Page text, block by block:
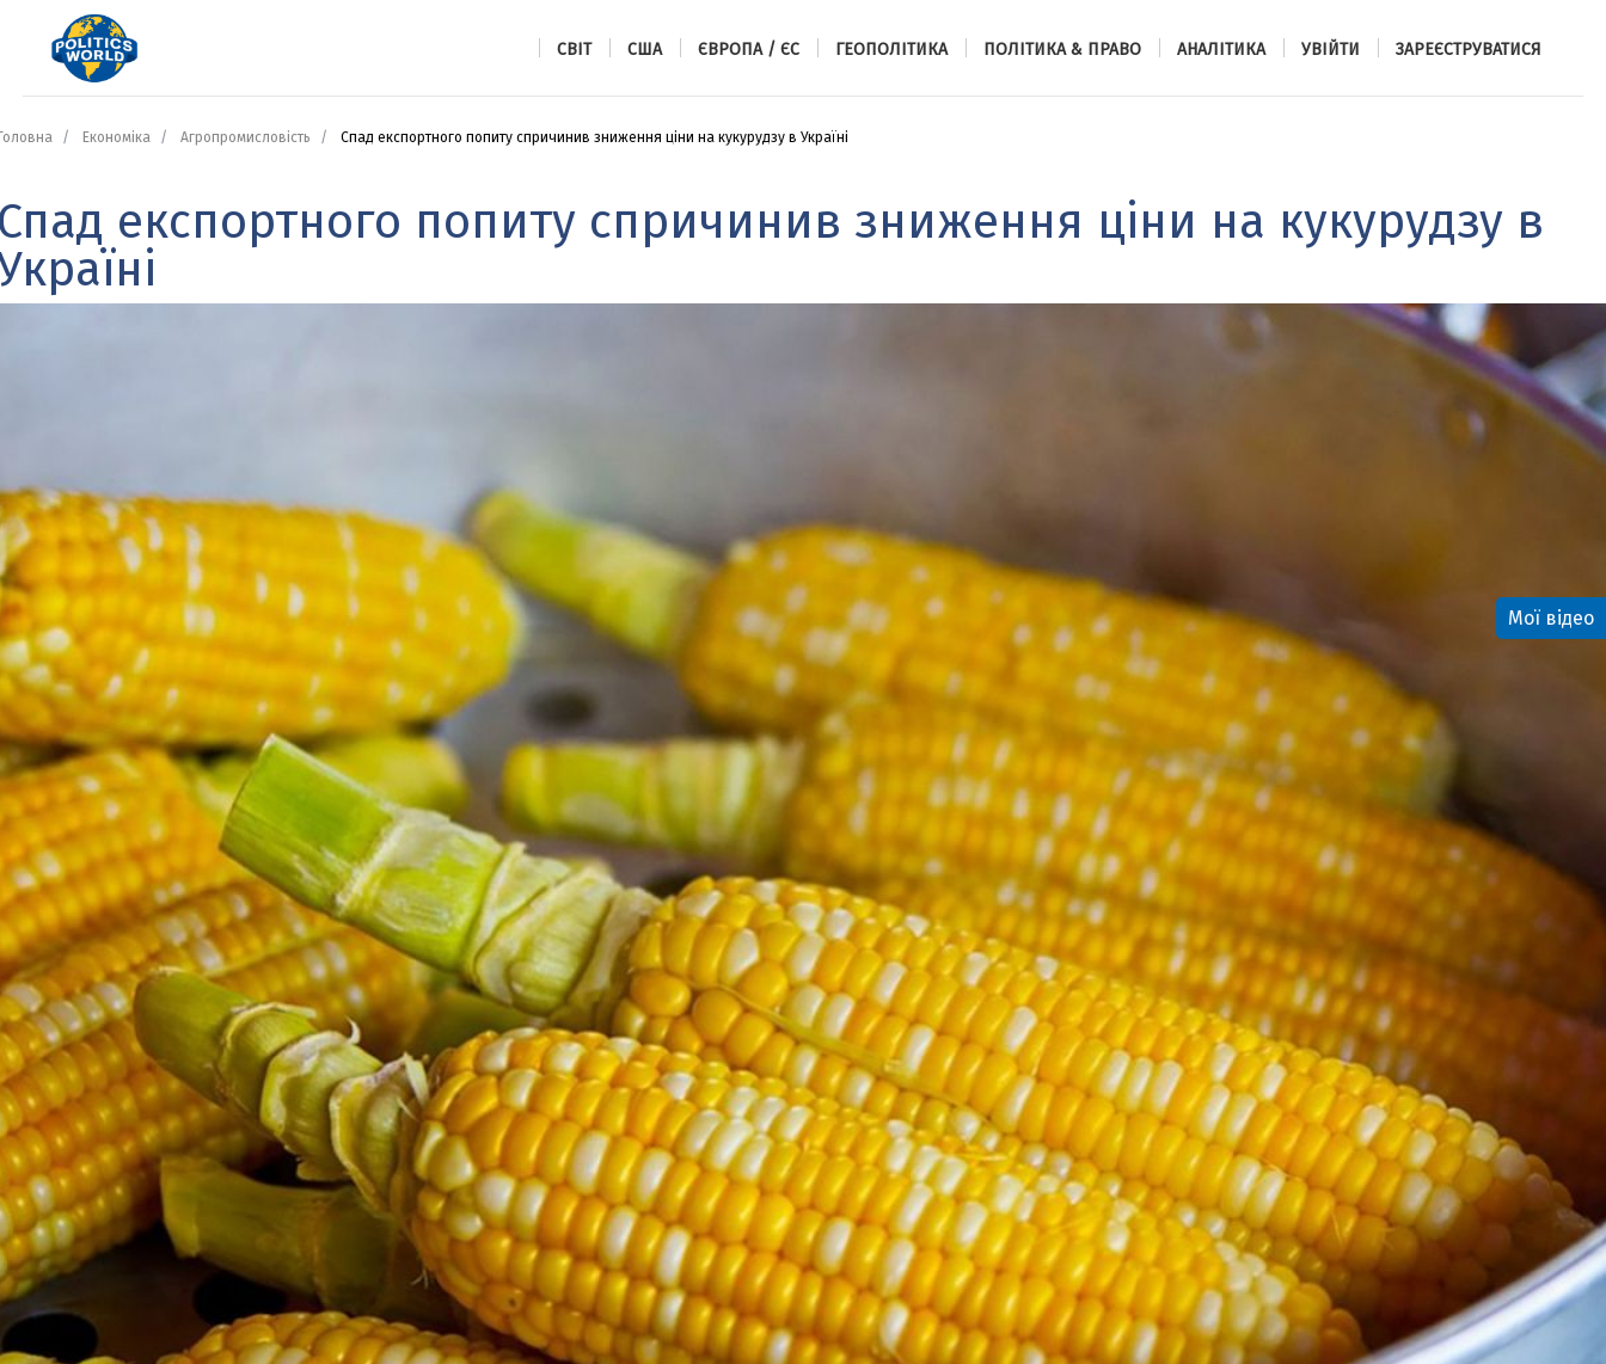
СВІТ США ЄВРОПА / ЄС ГЕОПОЛІТИКА ПОЛІТИКА & ПРАВО АНАЛІТИКА УВІЙТИ ЗАРЕЄСТРУВАТИСЯ
Економіка Агропромисловість Спад експортного попиту спричинив зниження ціни на кукурудзу в Україні
експортного попиту спричинив зниження ціни на кукурудзу в
Мої відео